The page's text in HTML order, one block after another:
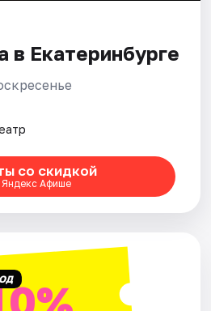
в Екатеринбурге
со скидкой
Яндекс Афише